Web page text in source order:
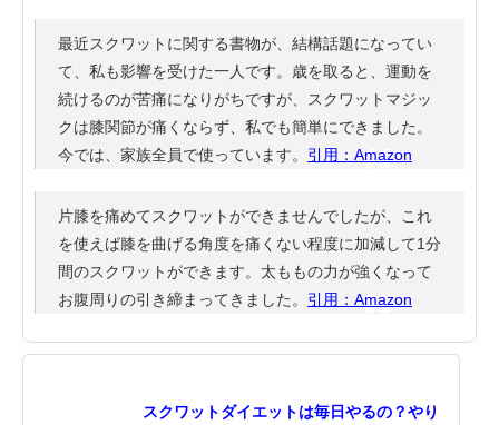
最近スクワットに関する書物が、結構話題になってい
て、私も影響を受けた一人です。歳を取ると、運動を
続けるのが苦痛になりがちですが、スクワットマジッ
クは膝関節が痛くならず、私でも簡単にできました。
今では、家族全員で使っています。 引用：Amazon
片膝を痛めてスクワットができませんでしたが、これ
を使えば膝を曲げる角度を痛くない程度に加減して1分
間のスクワットができます。太ももの力が強くなって
お腹周りの引き締まってきました。 引用：Amazon
スクワットダイエットは毎日やるの？やり